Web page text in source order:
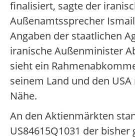
finalisiert, sagte der
Außenamtssprecher
Angaben der staatlichen
iranische Außenminister
sieht ein
seinem Land und den
Nähe.
An den Aktienmärkten
US84615Q1031 der bisher